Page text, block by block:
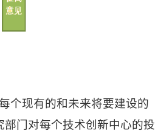
个现有的和未来将要建设的
门对每个技术创新中心的投